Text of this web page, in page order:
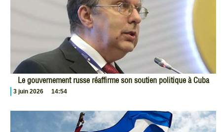
Le gouvernement russe réaffirme son soutien politique à Cuba
3 juin 2026 14:54